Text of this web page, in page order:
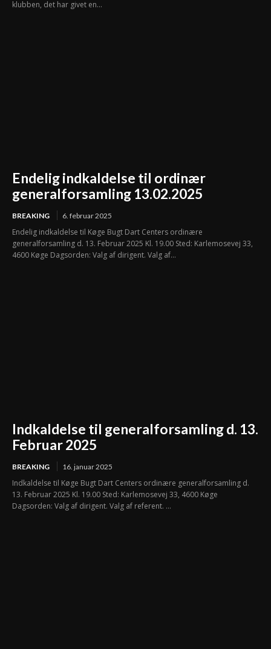
klubben, det har givet en...
Endelig indkaldelse til ordinær
generalforsamling 13.02.2025
BREAKING 6. februar 2025
Endelig indkaldelse til Køge Bugt Dart Centers ordinære
generalforsamling d. 13. Februar 2025 Kl. 19.00 Sted: Karlemosevej 33,
4600 Køge Dagsorden: Valg af dirigent. Valg af...
Indkaldelse til generalforsamling d. 13.
Februar 2025
BREAKING 16. januar 2025
Indkaldelse til Køge Bugt Dart Centers ordinære generalforsamling d.
13. Februar 2025 Kl. 19.00 Sted: Karlemosevej 33, 4600 Køge
Dagsorden: Valg af dirigent. Valg af referent. ...